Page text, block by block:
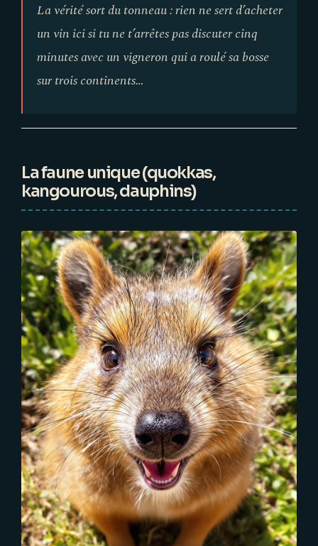
La vérité sort du tonneau : rien ne sert d’acheter
un vin ici si tu ne t’arrêtes pas discuter cinq
minutes avec un vigneron qui a roulé sa bosse
sur trois continents…
La faune unique (quokkas,
kangourous, dauphins)